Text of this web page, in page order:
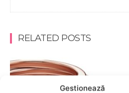
Gestionează
RELATED POSTS